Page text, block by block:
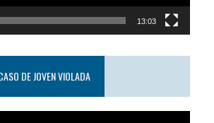
13:03
DE JOVEN VIOLADA